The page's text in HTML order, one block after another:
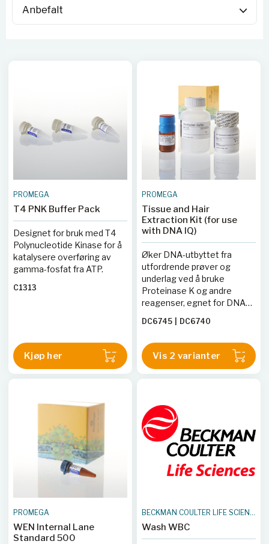
PROMEGA
T4 PNK Buffer Pack
Designet for bruk med T4
Polynucleotide Kinase for å
katalysere overføring av
gamma-fosfat fra ATP.
C1313
Kjøp her
PROMEGA
Tissue and Hair
Extraction Kit (for use
with DNA IQ)
Øker DNA-utbyttet fra
utfordrende prøver og
underlag ved å bruke
Proteinase K og andre
reagenser, egnet for DNA
DC6745 DC6740
Vis 2 varianter
PROMEGA
WEN Internal Lane
Standard 500
BECKMAN COULTER LIFE SCIENCES
Wash WBC